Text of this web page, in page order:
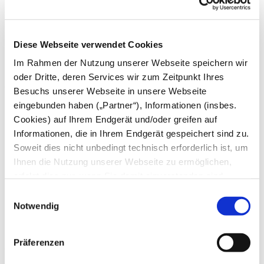
Diese Webseite verwendet Cookies
Im Rahmen der Nutzung unserer Webseite speichern wir
oder Dritte, deren Services wir zum Zeitpunkt Ihres
Besuchs unserer Webseite in unsere Webseite
eingebunden haben („Partner“), Informationen (insbes.
Cookies) auf Ihrem Endgerät und/oder greifen auf
Informationen, die in Ihrem Endgerät gespeichert sind zu.
Soweit dies nicht unbedingt technisch erforderlich ist, um
Ihnen die Nutzung unserer Webseite zu ermöglichen,
Erstellung von Statistiken über die Nutzung unserer
Webseite für uns, aber auch für die Partner zur eigenen
Nutzung. Details hierzu, insbesondere auch zu den
verarbeiteten Kategorien personenbezogener Daten und
Notwendig
Präferenzen
Mai
März
Februar
Januar
2024
Dezember
November
Oktober
September
August
Juli
Mai
März
Februar
2023